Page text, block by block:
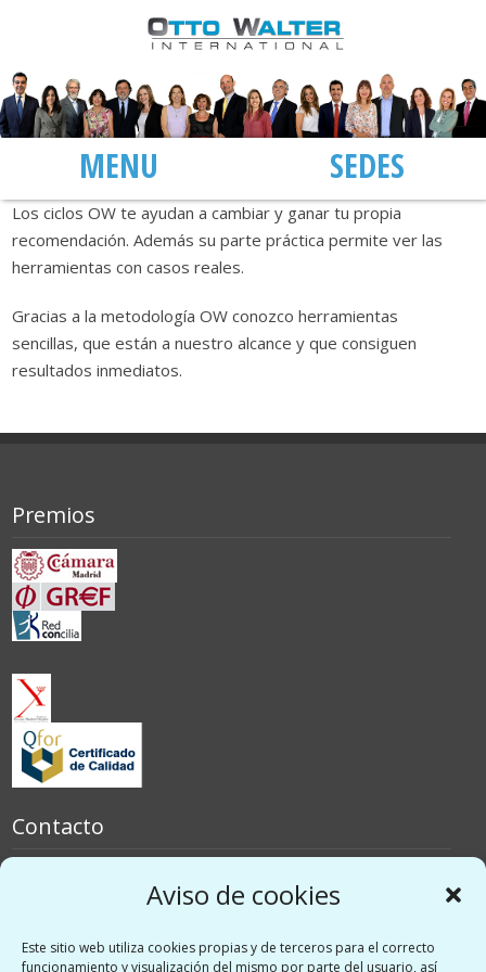
Aviso de cookies
Este sitio web utiliza cookies propias y de terceros para el correcto
funcionamiento y visualización del mismo por parte del usuario, así
MENÚ SEDES
Los ciclos OW te ayudan a cambiar y ganar tu propia
recomendación. Además su parte práctica permite ver las
herramientas con casos reales.
Gracias a la metodología OW conozco herramientas
sencillas, que están a nuestro alcance y que consiguen
resultados inmediatos.
Premios
Contacto
Redes sociales